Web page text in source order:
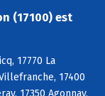
(17100) est
17770 La
17400